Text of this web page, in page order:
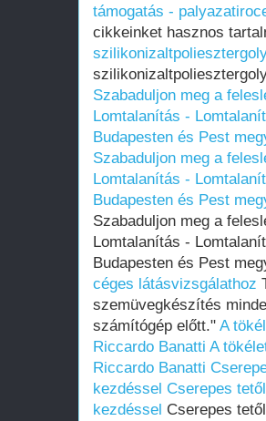
támogatás -
cikkeinket hasznos
Szabaduljon meg a
Lomtalanítás -
Budapesten és Pest
Szabaduljon meg a
Lomtalanítás -
Budapesten és Pest
Szabaduljon meg a
Lomtalanítás -
Budapesten és Pest
céges látásvizsgálathoz
szemüvegkészítés
számítógép előtt." A
Riccardo Banatti A
Riccardo Banatti
kezdéssel Cserepes
kezdéssel Cserepes